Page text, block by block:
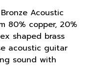
Acoustic
80% copper, 20%
shaped brass
acoustic guitar
sound with